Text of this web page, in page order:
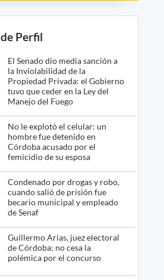
Perfil
El Senado dio media sanción a
la Inviolabilidad de la
Propiedad Privada: el Gobierno
tuvo que ceder en la Ley del
Manejo del Fuego
No le explotó el celular: un
hombre fue detenido en
Córdoba acusado por el
femicidio de su esposa
Condenado por drogas y robo,
cuando salió de prisión fue
becario municipal y empleado
de Senaf
Guillermo Arias, juez electoral
de Córdoba: no cesa la
polémica por el concurso